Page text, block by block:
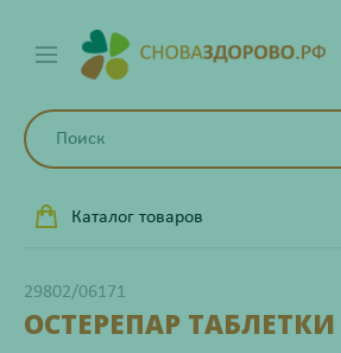
Каталог товаров
29802/06171
ОСТЕРЕПАР